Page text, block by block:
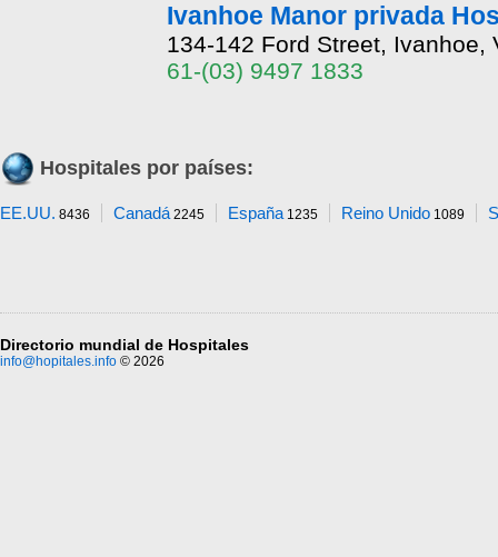
Ivanhoe Manor privada
134-142 Ford Street, Ivanhoe,
61-(03) 9497 1833
Hospitales por países:
EE.UU. 8436 Canadá2245 España1235 Reino Unido 1089
Directorio mundial de Hospitales
info@hopitales.info © 2026